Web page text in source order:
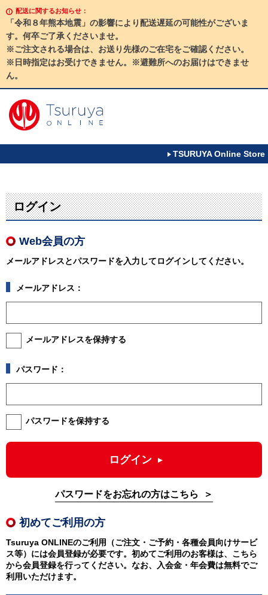
配送に関するお知らせ：
「令和８年熊本地震」の影響により配送遅延の可能性がございま
す。何卒ご了承くださいませ。
※ご注文される場合は、お送り先様のご在宅をご確認ください。
※日時指定はお受けできません。※避難所へのお届けはできませ
ん。
TSURUYA Online Store
ログイン
Web会員の方
メールアドレスとパスワードを入力してログインしてください。
メールアドレス：
メールアドレスを保持する
パスワード：
パスワードを保持する
ログイン
パスワードをお忘れの方はこちら
初めてご利用の方
Tsuruya ONLINEのご利用（ご注文・ご予約・各種会員向けサービ
ス等）には会員登録が必要です。初めてご利用のお客様は、こちら
から会員登録を行ってください。なお、入会金・年会費は無料でご
利用いただけます。